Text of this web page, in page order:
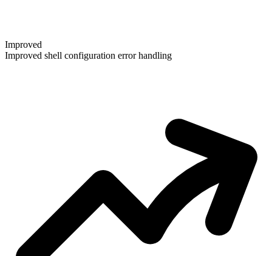
Improved
Improved shell configuration error handling